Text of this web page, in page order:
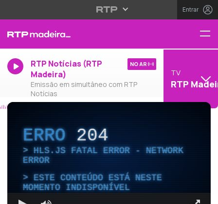
Entrar
RTP Notícias (RTP
Madeira)
Emissão em simultâneo com RTP
Notícias
NO AR
TV
RTP
ERRO204
HLS.JS FATAL ERROR - NETWORK
ERROR
ESTE CONTEÚDO ESTÁ NESTE
MOMENTO INDISPONÍVEL